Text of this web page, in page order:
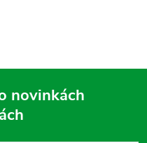
novinkách